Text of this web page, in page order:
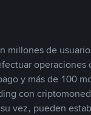
millones de
operaciones
y más de 100
con
vez, pueden